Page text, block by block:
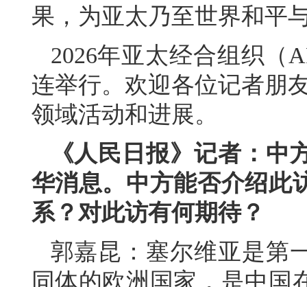
果，为亚太乃至世界和平
2026年亚太经合组织（
连举行。欢迎各位记者朋
领域活动和进展。
《人民日报》记者：
华消息。中方能否介绍此
系？对此访有何期待？
郭嘉昆：塞尔维亚是第
同体的欧洲国家，是中国